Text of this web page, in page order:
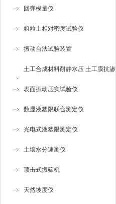
回弹模量仪
粗粒土相对密度试验仪
振动台法试验装置
土工合成材料耐静水压 土工膜抗渗
仪
表面振动压实试验仪
数显液塑限联合测定仪
光电式液塑限测定仪
土壤水分速测仪
顶击式振筛机
天然坡度仪